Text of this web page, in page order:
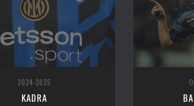
2024-2025
KADRA